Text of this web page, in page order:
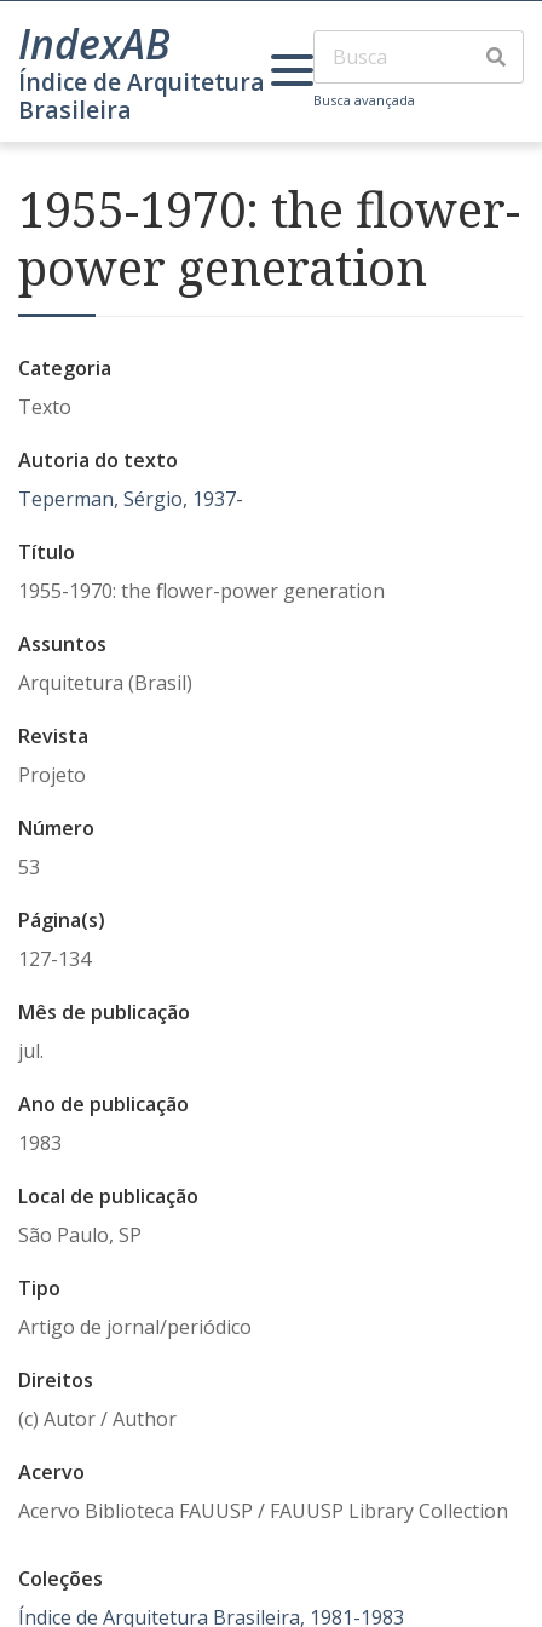
IndexAB
Índice de Arquitetura
Brasileira
Busca avançada
1955-1970: the flower-
power generation
Categoria
Texto
Autoria do texto
Teperman, Sérgio, 1937-
Título
1955-1970: the flower-power generation
Assuntos
Arquitetura (Brasil)
Revista
Projeto
Número
53
Página(s)
127-134
Mês de publicação
jul.
Ano de publicação
1983
Local de publicação
São Paulo, SP
Tipo
Artigo de jornal/periódico
Direitos
(c) Autor / Author
Acervo
Acervo Biblioteca FAUUSP / FAUUSP Library Collection
Coleções
Índice de Arquitetura Brasileira, 1981-1983